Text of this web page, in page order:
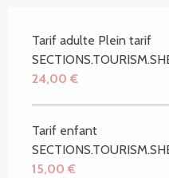
Tarif adulte Plein tarif
24,00 €
Tarif enfant
15,00 €